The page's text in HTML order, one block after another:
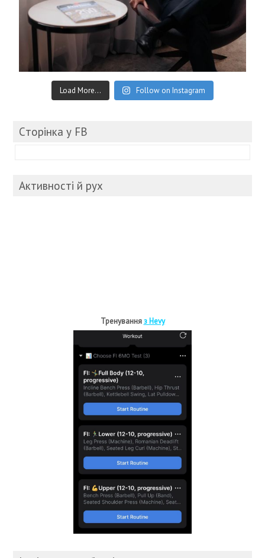
Load More... Follow on Instagram
Cторінка у FB
Активності й рух
Тренуванняз Hevy